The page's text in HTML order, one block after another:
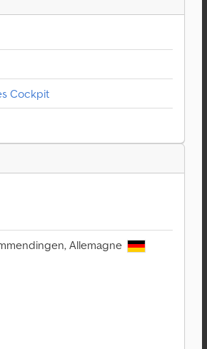
Cockpit
Allemagne